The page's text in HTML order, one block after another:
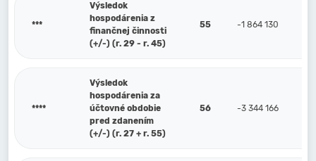
***
Výsledok
hospodárenia z
finančnej činnosti
(+/-) (r. 29 - r. 45)
55 -1 864 130
****
Výsledok
hospodárenia za
účtovné obdobie
pred zdanením
(+/-) (r. 27 + r. 55)
56 -3 344 166